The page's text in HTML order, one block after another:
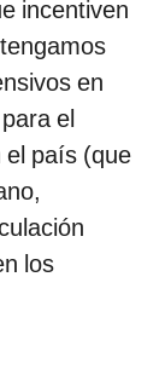
incentiven
en
el
el país (que
los